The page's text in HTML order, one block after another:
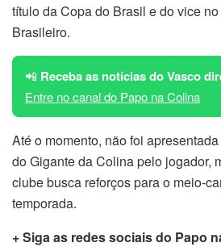
título da Copa do Brasil e do vice
Brasileiro.
📲 Receba as notícias do Vasco
Entre no canal do Papo na Colina
Até o momento, não foi
do Gigante da Colina pelo jogador,
clube busca reforços para o meio-
temporada.
+ Siga as redes sociais do Papo